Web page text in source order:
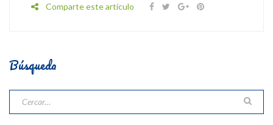
Comparte este artículo
Búsqueda